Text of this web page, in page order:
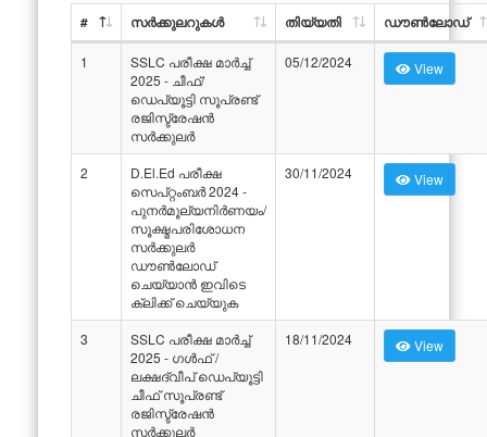
# സർക്കുലറുകൾ തിയ്യതി ഡൗൺലോഡ്
1
SSLC പരീക്ഷ മാർച്ച്
2025 - ചീഫ്/
ഡെപ്യൂട്ടി സൂപ്രണ്ട്
രജിസ്ട്രേഷൻ
സർക്കുലർ
05/12/2024 View
2
D.El.Ed പരീക്ഷ
സെപ്റ്റംബർ 2024 -
പുനർമൂല്യനിർണയം/
സൂക്ഷ്മപരിശോധന
സർക്കുലർ
ഡൗൺലോഡ്
ചെയ്യാൻ ഇവിടെ
ക്ലിക്ക് ചെയ്യുക
30/11/2024 View
3
SSLC പരീക്ഷ മാർച്ച്
2025 - ഗൾഫ് /
ലക്ഷദ്വീപ് ഡെപ്യൂട്ടി
ചീഫ് സൂപ്രണ്ട്
രജിസ്ട്രേഷൻ
സർക്കുലർ
18/11/2024 View